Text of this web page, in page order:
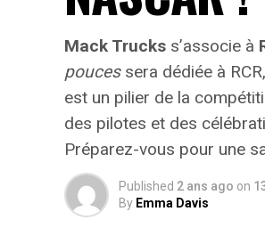
Mack Trucks s’associe à
poucessera dédiée à
est un pilier de la
des pilotes et des
Préparez-vous pour une
Published 2 ans ago on
By Emma Davis